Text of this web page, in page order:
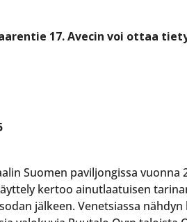
17. Avecin voi ottaa
Suomen paviljongissa
kertoo ainutlaatuisen
jälkeen. Venetsiassa